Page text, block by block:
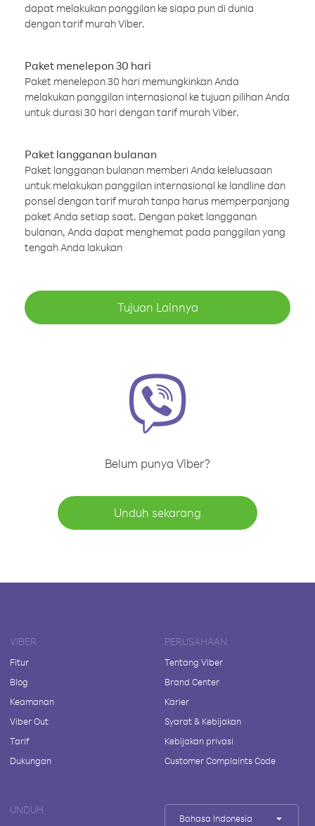
dapat melakukan panggilan ke siapa pun di dunia
dengan tarif murah Viber.
Paket menelepon 30 hari
Paket menelepon 30 hari memungkinkan Anda
melakukan panggilan internasional ke tujuan pilihan Anda
untuk durasi 30 hari dengan tarif murah Viber.
Paket langganan bulanan
Paket langganan bulanan memberi Anda keleluasaan
untuk melakukan panggilan internasional ke landline dan
ponsel dengan tarif murah tanpa harus memperpanjang
paket Anda setiap saat. Dengan paket langganan
bulanan, Anda dapat menghemat pada panggilan yang
tengah Anda lakukan
Tujuan Lainnya
Belum punya Viber?
Unduh sekarang
VIBER
Fitur
Blog
Keamanan
Viber Out
Tarif
Dukungan
PERUSAHAAN
Tentang Viber
Brand Center
Karier
Syarat & Kebijakan
Kebijakan privasi
Customer Complaints Code
UNDUH
Bahasa Indonesia